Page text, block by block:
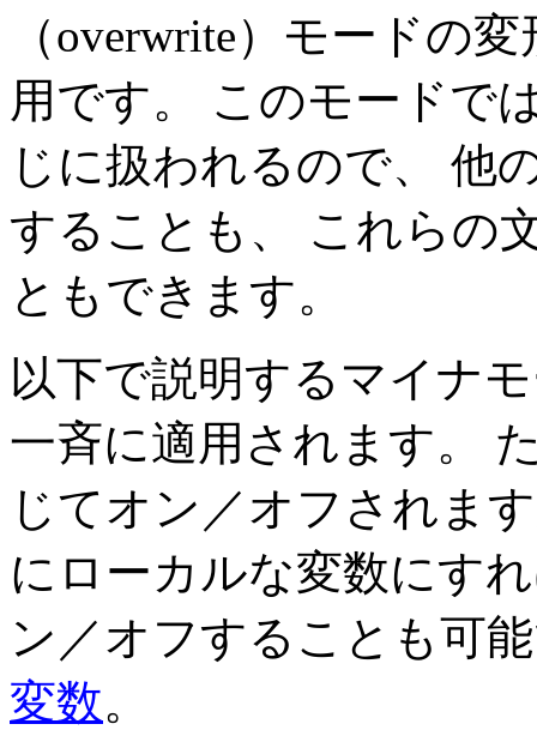
（overwrite）モードの
用です。 このモードで
じに扱われるので、 他
することも、 これらの
ともできます。
以下で説明するマイナ
一斉に適用されます。
じてオン／オフされま
にローカルな変数にす
ン／オフすることも可
変数。